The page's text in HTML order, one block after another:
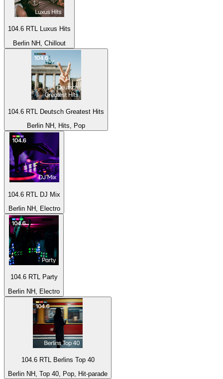
104.6 RTL Luxus Hits
Berlin NH, Chillout
104.6 RTL Deutsch Greatest Hits
Berlin NH, Hits, Pop
104.6 RTL DJ Mix
Berlin NH, Electro
104.6 RTL Party
Berlin NH, Electro
104.6 RTL Berlins Top 40
Berlin NH, Top 40, Pop, Hit-parade